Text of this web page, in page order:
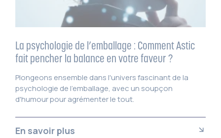
La psychologie de l’emballage : Comment Astic
fait pencher la balance en votre faveur ?
Plongeons ensemble dans l'univers fascinant de la
psychologie de l'emballage, avec un soupçon
d'humour pour agrémenter le tout.
En savoir plus